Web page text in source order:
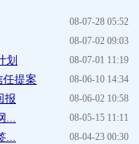
08-07-28 05:52
08-07-02 09:03
08-07-01 11:19
划
08-06-10 14:34
任提案
08-06-02 10:58
报
08-05-15 11:11
08-04-23 00:30